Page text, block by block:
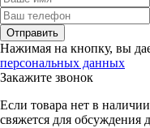
Отправить
Нажимая на кнопку, вы
персональных данных
Закажите звонок
Если товара нет в
свяжется для обсуждения